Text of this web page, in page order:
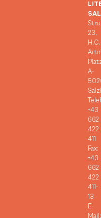
23,
H.C.
A-
+43
662
422
411
Fax:
+43
662
422
411-
13
E-
Mail: